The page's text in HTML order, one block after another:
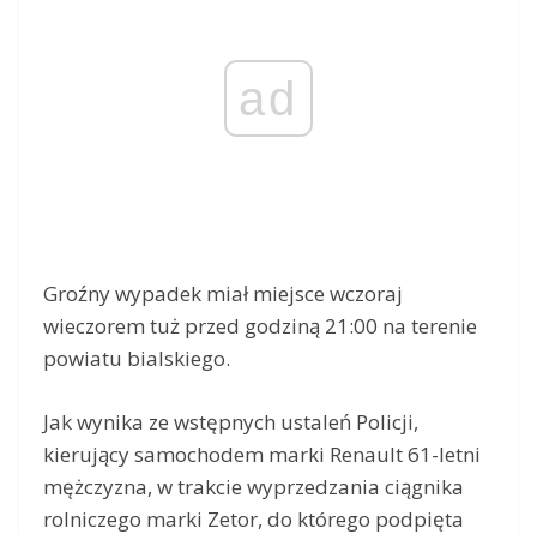
ad
Groźny wypadek miał miejsce wczoraj
wieczorem tuż przed godziną 21:00 na terenie
powiatu bialskiego.
Jak wynika ze wstępnych ustaleń Policji,
kierujący samochodem marki Renault 61-letni
mężczyzna, w trakcie wyprzedzania ciągnika
rolniczego marki Zetor, do którego podpięta